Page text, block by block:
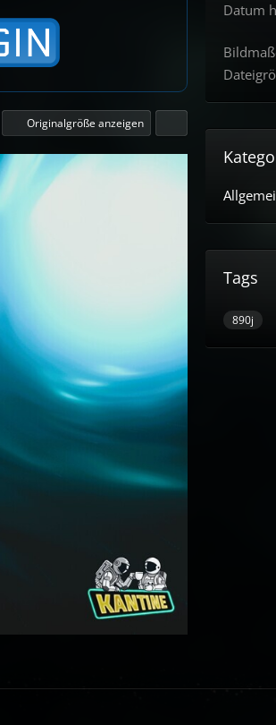
Originalgröße anzeigen
Datum
Tags
890j